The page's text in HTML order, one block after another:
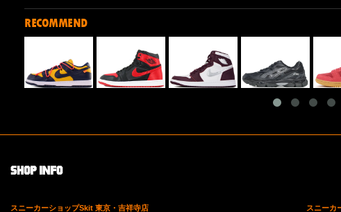
RECOMMEND
スニーカーショップSkit 東京・吉祥寺店 スニーカ